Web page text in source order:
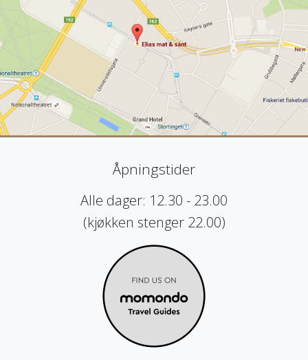
Åpningstider
Alle dager: 12.30 - 23.00
(kjøkken stenger 22.00)